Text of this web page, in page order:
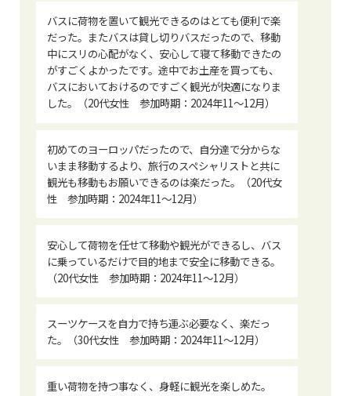
バスに荷物を置いて観光できるのはとても便利で楽
だった。またバスは貸し切りバスだったので、移動
中にスリの心配がなく、安心して寝て移動できたの
がすごくよかったです。途中でお土産を買っても、
バスにおいておけるのですごく観光が快適になりま
した。（20代女性 参加時期：2024年11～12月）
初めてのヨーロッパだったので、自分達で分からな
いまま移動するより、旅行のスペシャリストと共に
観光も移動もお願いできるのは楽だった。（20代女
性 参加時期：2024年11～12月）
安心して荷物を任せて移動や観光ができるし、バス
に乗っているだけで目的地まで安全に移動できる。
（20代女性 参加時期：2024年11～12月）
スーツケースを自力で持ち運ぶ必要なく、楽だっ
た。（30代女性 参加時期：2024年11～12月）
重い荷物を持つ事なく、身軽に観光を楽しめた。